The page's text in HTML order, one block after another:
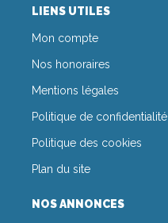
LIENS UTILES
Mon compte
Nos honoraires
Mentions légales
Politique de confidentialité
Politique des cookies
Plan du site
NOS ANNONCES